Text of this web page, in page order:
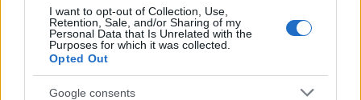
I want to opt-out of Collection, Use,
Retention, Sale, and/or Sharing of my
Personal Data that Is Unrelated with the
Purposes for which it was collected.
Opted Out
Google consents
UK
News Hub UK
Lgbtq News